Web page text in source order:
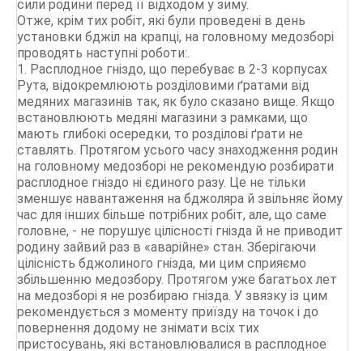
сили родини перед її відходом у зиму.
Отже, крім тих робіт, які були проведені в день
установки бджіл на крапці, на головному медозборі
проводять наступні роботи:.
1. Расплодное гніздо, що перебуває в 2-3 корпусах
Рута, відокремлюють розділовими ґратами від
медяних магазинів так, як було сказано вище. Якщо
встановлюють медяні магазини з рамками, що
мають глибокі осередки, то розділові ґрати не
ставлять. Протягом усього часу знаходження родин
на головному медозборі не рекомендую розбирати
расплодное гніздо ні єдиного разу. Це не тільки
зменшує навантаження на бджоляра й звільняє йому
час для інших більше потрібних робіт, але, що саме
головне, - не порушує цілісності гнізда й не приводит
родину зайвий раз в «аварійне» стан. Зберігаючи
цілісність бджолиного гнізда, ми цим сприяємо
збільшенню медозбору. Протягом уже багатьох лет
на медозборі я не розбираю гнізда. У звязку із цим
рекомендується з моменту приїзду на точок і до
повернення додому не знімати всіх тих
пристосувань, які встановлювалися в расплодное